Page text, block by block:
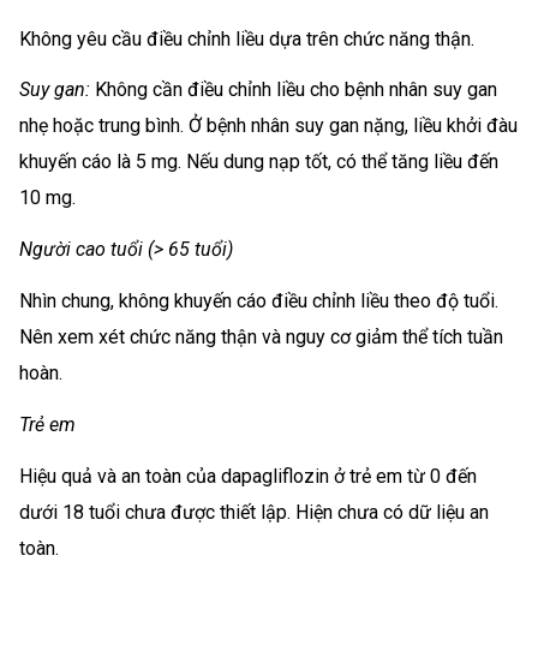
Không yêu cầu điều chỉnh liều dựa trên chức năng thận.
Suy gan: Không cần điều chỉnh liều cho bệnh nhân suy gan
nhẹ hoặc trung bình. Ở bệnh nhân suy gan nặng, liều khởi đàu
khuyến cáo là 5 mg. Nếu dung nạp tốt, có thể tăng liều đến
10 mg.
Người cao tuổi (> 65 tuổi)
Nhìn chung, không khuyến cáo điều chỉnh liều theo độ tuổi.
Nên xem xét chức năng thận và nguy cơ giảm thể tích tuần
hoàn.
Trẻ em
Hiệu quả và an toàn của dapagliflozin ở trẻ em từ 0 đến
dưới 18 tuổi chưa được thiết lập. Hiện chưa có dữ liệu an
toàn.